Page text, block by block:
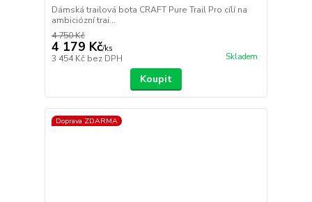
Dámská trailová bota CRAFT Pure Trail Pro cílí na
ambiciózní trai...
4 750 Kč
4 179 Kč/ks
3 454 Kč bez DPH Skladem
Koupit
Doprava ZDARMA